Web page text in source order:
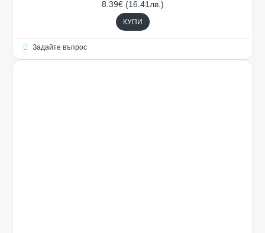
8.39€ (16.41лв.)
КУПИ
Задайте въпрос